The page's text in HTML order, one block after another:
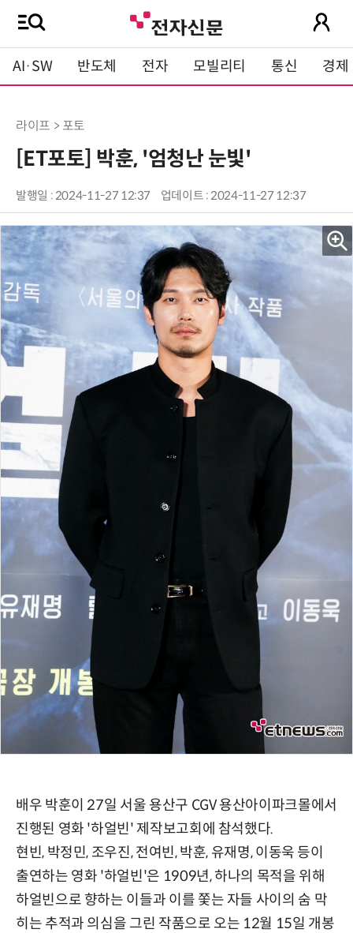
AI·SW 반도체 전자 모빌리티 통신 경제
라이프 > 포토
[ET포토] 박훈, '엄청난 눈빛'
발행일 : 2024-11-27 12:37 업데이트 : 2024-11-27 12:37
배우 박훈이 27일 서울 용산구 CGV 용산아이파크몰에서
진행된 영화 '하얼빈' 제작보고회에 참석했다.
현빈, 박정민, 조우진, 전여빈, 박훈, 유재명, 이동욱 등이
출연하는 영화 '하얼빈'은 1909년, 하나의 목적을 위해
하얼빈으로 향하는 이들과 이를 쫓는 자들 사이의 숨 막
히는 추적과 의심을 그린 작품으로 오는 12월 15일 개봉